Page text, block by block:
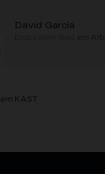
David García
em KAST